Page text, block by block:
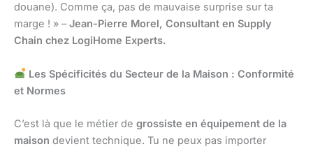
douane). Comme ça, pas de mauvaise surprise sur ta
marge ! » –Jean-Pierre Morel, Consultant en Supply
Chain chez LogiHome Experts.
Les Spécificités du Secteur de la Maison : Conformité
et Normes
C’est là que le métier de grossiste en équipement de la
maison devient technique. Tu ne peux pas importer